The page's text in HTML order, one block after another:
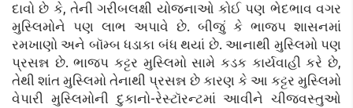
દાવો છે કે, તેની ગરીબલક્ષી યોજનાઓ કોઈ પણ ભેદભાવ વગર
મુસ્લિમોને પણ લાભ અપાવે છે. બીજું કે ભાજપ શાસનમાં
રમખાણો અને બૉમ્બ ધડાકા બંધ થયાં છે. આનાથી મુસ્લિમો પણ
પ્રસન્ન છે. ભાજપ કટ્ટર મુસ્લિમો સામે કડક કાર્યવાહી કરે છે,
તેથી શાંત મુસ્લિમો તેનાથી પ્રસન્ન છે કારણ કે આ કટ્ટર મુસ્લિમો
વેપારી મુસ્લિમોની દુકાનો-રેસ્ટૉરન્ટમાં આવીને ચીજવસ્તુઓ